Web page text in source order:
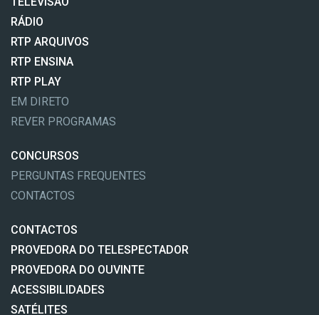
RÁDIO
RTP ARQUIVOS
RTP ENSINA
RTP PLAY
EM DIRETO
REVER PROGRAMAS
CONCURSOS
PERGUNTAS FREQUENTES
CONTACTOS
CONTACTOS
PROVEDORA DO TELESPECTADOR
PROVEDORA DO OUVINTE
ACESSIBILIDADES
SATÉLITES